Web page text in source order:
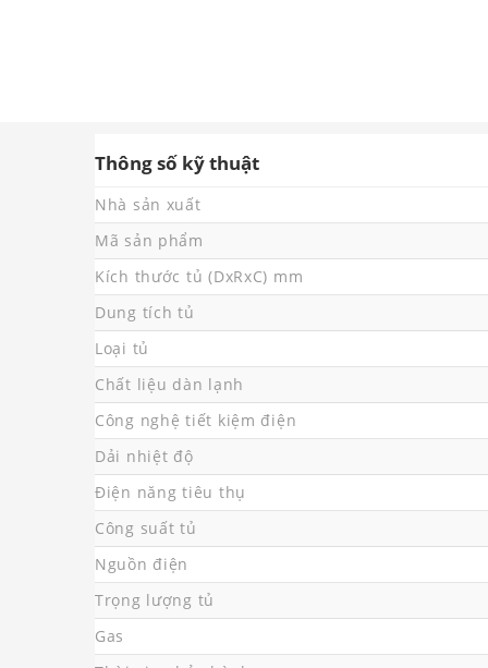
Thông số kỹ thuật
Nhà sản xuất
Mã sản phẩm
Kích thước tủ (DxRxC) mm
Dung tích tủ
Loại tủ
Chất liệu dàn lạnh
Công nghệ tiết kiệm điện
Dải nhiệt độ
Điện năng tiêu thụ
Công suất tủ
Nguồn điện
Trọng lượng tủ
Gas